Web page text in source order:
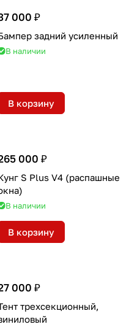
000 ₽
задний усиленный
В наличии
В корзину
000 ₽
S Plus V4 (распашные
В наличии
В корзину
000 ₽
трехсекционный,